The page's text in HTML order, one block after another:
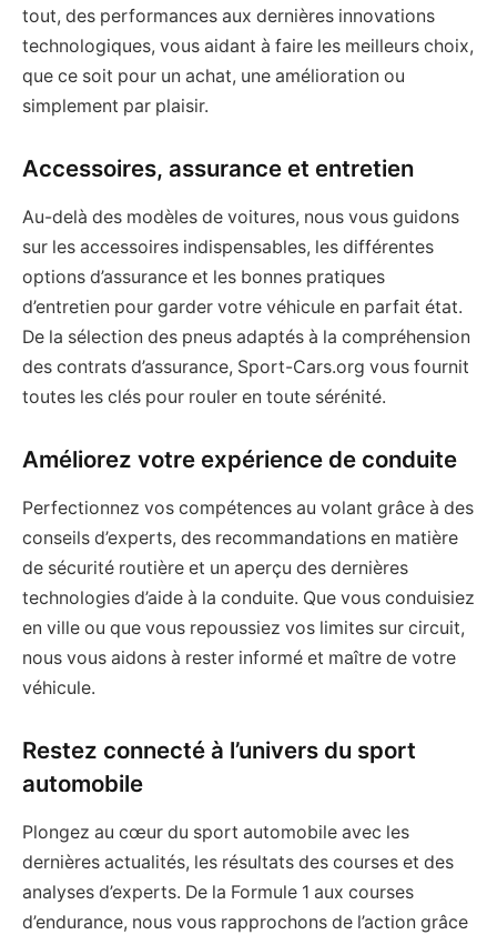
tout, des performances aux dernières innovations
technologiques, vous aidant à faire les meilleurs choix,
que ce soit pour un achat, une amélioration ou
simplement par plaisir.
Accessoires, assurance et entretien
Au-delà des modèles de voitures, nous vous guidons
sur les accessoires indispensables, les différentes
options d’assurance et les bonnes pratiques
d’entretien pour garder votre véhicule en parfait état.
De la sélection des pneus adaptés à la compréhension
des contrats d’assurance, Sport-Cars.org vous fournit
toutes les clés pour rouler en toute sérénité.
Améliorez votre expérience de conduite
Perfectionnez vos compétences au volant grâce à des
conseils d’experts, des recommandations en matière
de sécurité routière et un aperçu des dernières
technologies d’aide à la conduite. Que vous conduisiez
en ville ou que vous repoussiez vos limites sur circuit,
nous vous aidons à rester informé et maître de votre
véhicule.
Restez connecté à l’univers du sport
automobile
Plongez au cœur du sport automobile avec les
dernières actualités, les résultats des courses et des
analyses d’experts. De la Formule 1 aux courses
d’endurance, nous vous rapprochons de l’action grâce